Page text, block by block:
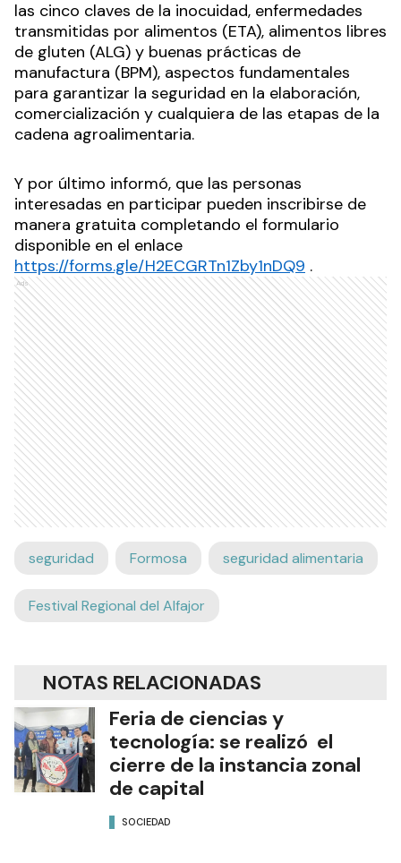
Luego precisó, que durante las dos días se
abordarán contenidos relacionados con el
Código Alimentario Argentino, alimentos seguros,
las cinco claves de la inocuidad, enfermedades
transmitidas por alimentos (ETA), alimentos libres
de gluten (ALG) y buenas prácticas de
manufactura (BPM), aspectos fundamentales
comercialización y cualquiera de las etapas de la
cadena agroalimentaria.
Y por último informó, que las personas
interesadas en participar pueden inscribirse de
manera gratuita completando el formulario
disponible en el enlace
https://forms.gle/H2ECGRTn1Zby1nDQ9.
Ads
Festival Regional del Alfajor
NOTAS RELACIONADAS
Feria de ciencias y
tecnología: se realizó el
cierre de la instancia zonal